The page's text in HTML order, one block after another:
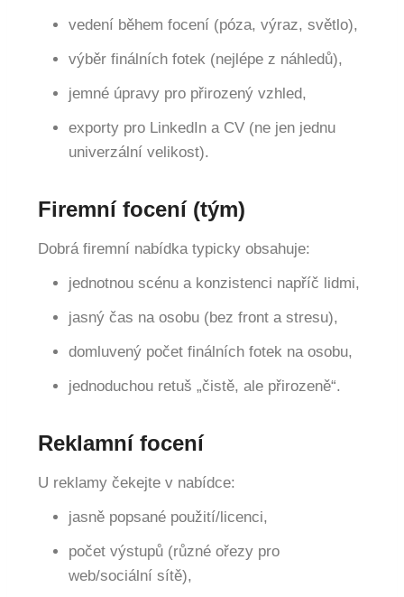
vedení během focení (póza, výraz, světlo),
výběr finálních fotek (nejlépe z náhledů),
jemné úpravy pro přirozený vzhled,
exporty pro LinkedIn a CV (ne jen jednu
univerzální velikost).
Firemní focení (tým)
Dobrá firemní nabídka typicky obsahuje:
jednotnou scénu a konzistenci napříč lidmi,
jasný čas na osobu (bez front a stresu),
domluvený počet finálních fotek na osobu,
jednoduchou retuš „čistě, ale přirozeně“.
Reklamní focení
U reklamy čekejte v nabídce:
jasně popsané použití/licenci,
počet výstupů (různé ořezy pro
web/sociální sítě),